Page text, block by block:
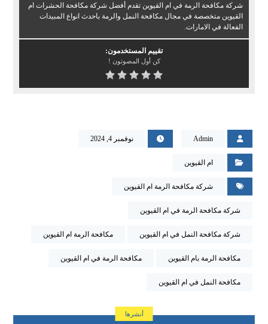
شركة مكافحة الرمة في ام القيوين تقدم أفضل شركة مكافحة الحشرات ام
القيوين متخصصة في مجال مكافحة النمل والرمة باحدث انواع المبيدات
الفعالة في الامارات.
تقييم المستخدمون:
كن أول المصوتون !
Admin نوفمبر 4, 2024
ام القيوين
شركة مكافحة الرمة ام القيوين
شركة مكافحة الرمة في ام القيوين
شركة مكافحة النمل في ام القيوين مكافحة الرمة ام القيوين
مكافحة الرمة بام القيوين مكافحة الرمة في ام القيوين
مكافحة النمل في ام القيوين